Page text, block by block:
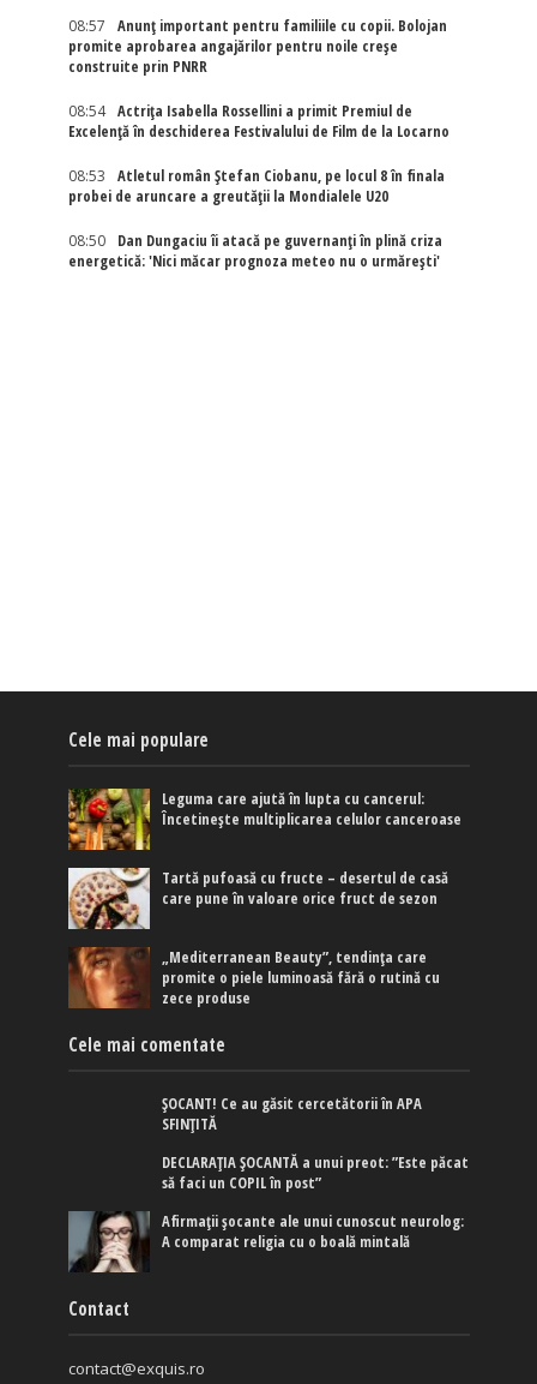
08:57
Anunț important pentru familiile cu copii. Bolojan
promite aprobarea angajărilor pentru noile creșe
construite prin PNRR
08:54
Actriţa Isabella Rossellini a primit Premiul de
Excelenţă în deschiderea Festivalului de Film de la Locarno
08:53
Atletul român Ștefan Ciobanu, pe locul 8 în finala
probei de aruncare a greutății la Mondialele U20
08:50
Dan Dungaciu îi atacă pe guvernanți în plină criza
energetică: 'Nici măcar prognoza meteo nu o urmărești'
Cele mai populare
Leguma care ajută în lupta cu cancerul:
Încetinește multiplicarea celulor canceroase
Tartă pufoasă cu fructe – desertul de casă
care pune în valoare orice fruct de sezon
„Mediterranean Beauty”, tendința care
promite o piele luminoasă fără o rutină cu
zece produse
Cele mai comentate
ȘOCANT! Ce au găsit cercetătorii în APA
SFINȚITĂ
DECLARAȚIA ȘOCANTĂ a unui preot: ”Este păcat
să faci un COPIL în post”
Afirmaţii şocante ale unui cunoscut neurolog:
A comparat religia cu o boală mintală
Contact
contact@exquis.ro